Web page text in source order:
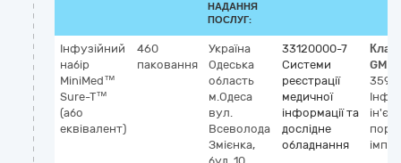
НАДАННЯ
ПОСЛУГ:
Інфузійний
набір
MiniMed™
Sure-T™
(або
еквівалент)
460
паковання
Україна
Одеська
область
м.Одеса
вул.
Всеволода
Змієнка,
33120000-7
Системи
реєстрації
медичної
інформації та
дослідне
обладнання
35911